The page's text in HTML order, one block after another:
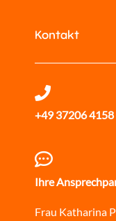
Kontakt
+49 37206 4158
Ihre
Frau Katharina